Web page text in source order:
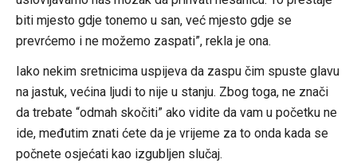
biti mjesto gdje tonemo u san, već mjesto gdje se
prevrćemo i ne možemo zaspati”, rekla je ona.
Iako nekim sretnicima uspijeva da zaspu čim spuste glavu
na jastuk, većina ljudi to nije u stanju. Zbog toga, ne znači
da trebate “odmah skočiti” ako vidite da vam u početku ne
ide, međutim znati ćete da je vrijeme za to onda kada se
počnete osjećati kao izgubljen slučaj.